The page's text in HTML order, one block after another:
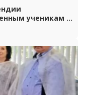
ученикам и